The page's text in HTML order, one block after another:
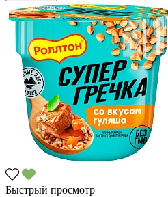
Быстрый просмотр